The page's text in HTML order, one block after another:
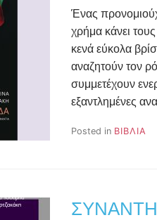
Ένας
χρήμα κάνει
κενά εύκολα
αναζητούν τον
συμμετέχουν
εξαντλημένες
Posted in ΒΙΒΛΙΑ